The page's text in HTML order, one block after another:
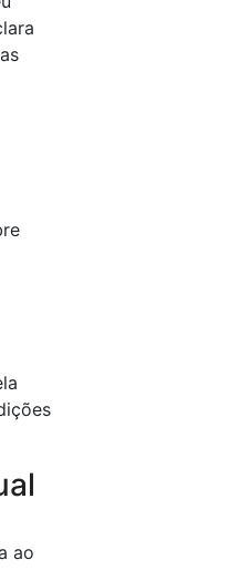
ao